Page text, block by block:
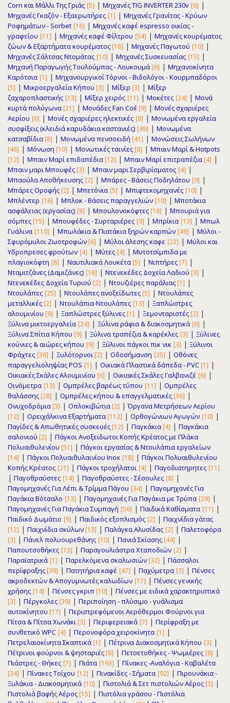
Corn και Μάλλι Της Γριάς [5] | Μηχανές TIG INVERTER 230v [6] |
Μηχανές Γκαζόν - Εξαερωτήρες [1] | Μηχανές Γρανίτας - Κρύων
Ροφημάτων - Sorbet [16] | Μηχανές καφέ espresso οικίας -
γραφείου [11] | Μηχανές καφέ Φίλτρου [54] | Μηχανές κουρέματος
ζώων & Εξαρτήματα κουρέματος [18] | Μηχανές Παγωτού [10] |
Μηχανές Σάλτσας Ντομάτας [10] | Μηχανές Συσκευασίας [15] |
Μηχανή Παραγωγής Τουλούμπας - Λουκουμά [6] | Μηχανοκίνητα
Καρότσια [1] | Μηχανουργικοί Τόρνοι - Βιδολόγοι - Κουρμπαδόροι
[5] | Μικροεργαλεία Κήπου [3] | Μίξερ [3] | Μίξερ
ζαχαροπλαστικής [13] | Μίξερ χειρός [11] | Μοκέτες [24] | Μονά
κυρτά πολύγωνα [21] | Μονάδες Fan Coil [9] | Μονές σχαριέρες
Αερίου [6] | Μονές σχαριέρες ηλεκτικές [8] | Μονωμένα εργαλεία
συσφίξεις (κλειδιά καρυδάκια καστανιές) [49] | Μονωμένα
κατσαβίδια [8] | Μονωμένα πενσοειδή [41] | Μονώσεις Σωλήνων
[46] | Μόνωση [10] | Μονωτικές ταινίες [8] | Μπαιν Μαρί & Hotpots
[12] | Μπαιν Μαρί επιδαπέδια [12] | Μπαιν Μαρί επιτραπέζια [4] |
Μπαιν μαρι Μπουφές [3] | Μπαιν μαρι Σερβιρίσματος [4] |
Μπαούλα Αποθήκευσης [2] | Μπάρες - Βάσεις Ποδηλάτου [9] |
Μπάρες Οροφής [2] | Μπετόνια [5] | Μπιφτεκομηχανές [10] |
Μπλέντερ [16] | Μπλοκ - Βάσεις παραγγελιών [10] | Μποτάκια
ασφάλειας (εργασίας) [8] | Μπουλονοκόφτες [18] | Μπουριά για
σόμπες [15] | Μπουφέδες - Συρταριέρες [9] | Μπρίκια [13] | Μπωλ
Γυάλινα [110] | Μπωλάκια & Πιατάκια ξηρών καρπών [49] | Μύλοι -
Σφυρόμυλοι Ζωοτροφών [6] | Μύλοι άλεσης καφε [22] | Μύλοι και
Υδροπρεσες φρούτων [4] | Μύτες [4] | Μυτοτσίμπιδα με
πλαγιοκόφτη [8] | Ναυτιλιακά Λουκέτα [5] | Νιπτήρες [7] |
Νταμιτζάνες (Δαμιζάνες) [18] | Ντενεκέδες Δοχεία Λαδιού [3] |
Ντενεκέδες Δοχεία Τυριού [2] | Ντουζιέρες παράλιας [1] |
Ντουλάπες [25] | Ντουλάπες ανοξείδωτες [5] | Ντουλάπες
μεταλλικές [2] | Ντουλάπια-Ντουλάπες [13] | Ξαπλώστρες
αλουμινίου [9] | Ξαπλώστρες ξύλινες [1] | Ξεμονταριστές [2] |
Ξύλινα μικτοεργαλεία [24] | Ξύλινα ράφια & διακοσμητικά [6] |
Ξύλινα Σπίτια Κήπου [9] | Ξύλινα τραπέζια & καρέκλες [3] | Ξύλινες
κούνιες & αιώρες κήπου [9] | Ξύλινοι πάγκοι πικ νικ [3] | Ξύλινοι
Φράχτες [36] | Ξυλότορνοι [2] | Οδοσήμανση [25] | Οθόνες
παραγγελιοληψίας POS [1] | Οικιακά Πλαστικά δάπεδα - PVC [1] |
Οικιακές Σκάλες Αλουμινίου [6] | Οικιακές Σκάλες Γαλβανιζέ [6] |
Οινόμετρα [13] | Ομπρέλες βαρέως τύπου [11] | Ομπρέλες
θαλάσσης [28] | Ομπρέλες κήπου & επαγγελματικές [36] |
Ονυχοδρόμια [3] | Οπλοκιβώτια [2] |Όργανα Μετρήσεων Αερίου
[12] | Ορειχάλκινα Εξαρτήματα [112] | Ορθογώνιων Αγωγών [10] |
Παγίδες & Απωθητικές συσκευές [12] | Παγκάκια [4] | Παγκάκια
σαλονιού [2] | Πάγκοι Ανοξειδωτοι Κοπής Κρέατος με Πλάκα
Πολυαιθυλενίου [51] | Πάγκοι εργασίας & Ντουλάπια εργαλείων
[14] | Πάγκοι Πολυαιθυλαινίου Inox [18] | Πάγκοι Πολυαιθυλενίου
Κοπής Κρέατος [21] | Πάγκοι τροχήλατοι [4] | Παγοδιατηρητες [11]
| Παγοθραύστες [14] | Παγοθραύστες - Σέσουλες [8] |
Παγομηχανές Για Λέπι & Τρίμμα Πάγου [34] | Παγομηχανές Για
Παγάκια Βότσαλο [13] | Παγομηχανές Για Παγάκια με Τρύπα [29] |
Παγομηχανές Για Παγάκια Συμπαγή [56] | Παιδικά Καθίσματα [11] |
Παιδικό Δωμάτιο [9] | Παιδικός εξοπλισμός [2] | Παιχνίδια γάτας
[12] | Παιχνίδια σκύλων [13] | Παλάγκα Αλυσίδας [2] | Παλετοφόρα
[3] | Πάνελ πολυουρεθάνης [10] | Πανιά Σκίασης [44] |
Παπουτσοθήκες [13] | Παραγουλιάστρα Χταποδιών [2] |
Παραϊατρικά [1] | Παρελκόμενα σκαλωσιών [32] | Πάσσαλοι
περίφραξης [39] | Πατητήρια καφέ [47] | Παχύμετρα [3] | Πένσες
ακροδεκτών & Απογυμνωτές καλωδίων [17] | Πένσες γενικής
χρήσης [14] | Πένσες γκριπ [10] | Πένσες με ειδικά χαρακτηριστικά
[3] | Πέργκολες [39] | Περιποίηση - πλύσιμο - γυάλισμα
αυτοκίνητου [17] | Περιστρεφόμενοι Αερόθερμοι Φούρνοι για
Πίτσα & Πίτσα Χωνάκι [3] | Περιφερειακά [7] | Περίφραξη με
συνθετικό WPC [4] | Περονοφόρα χειροκίνητα [1] |
Πετρελαιοκίνητα Σκαπτικά [1] | Πέτρινα Διακοσμητικά Κήπου [3] |
Πέτρινοι φούρνοι & ψησταριές [8] | Πετσετοθήκες - Ψωμιέρες [8] |
Πιάστρες - Θήκες [7] | Πιάτα [193] | Πίνακες -Αναλόγια - Καβαλέτα
[24] | Πίνακες Τοίχου [12] | Πινακίδες - Σήματα [92] | Πιρουνάκια -
Ξυλάκια - Διακοσμητικά [10] | Πιστολιά & Σετ πιστολιών Αέρος [3] |
Πιστολιά βαφής Αέρος [15] | Πιστόλια γράσου - Πιστόλια